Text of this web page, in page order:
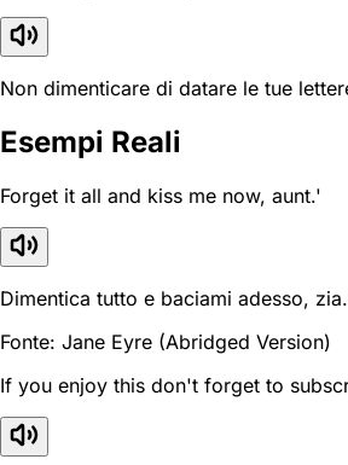
Non dimenticare di datare le tue
Esempi Reali
Forget it all and kiss me now, aunt.'
Dimentica tutto e baciami adesso, zia.
Fonte: Jane Eyre (Abridged Version)
If you enjoy this don't forget to